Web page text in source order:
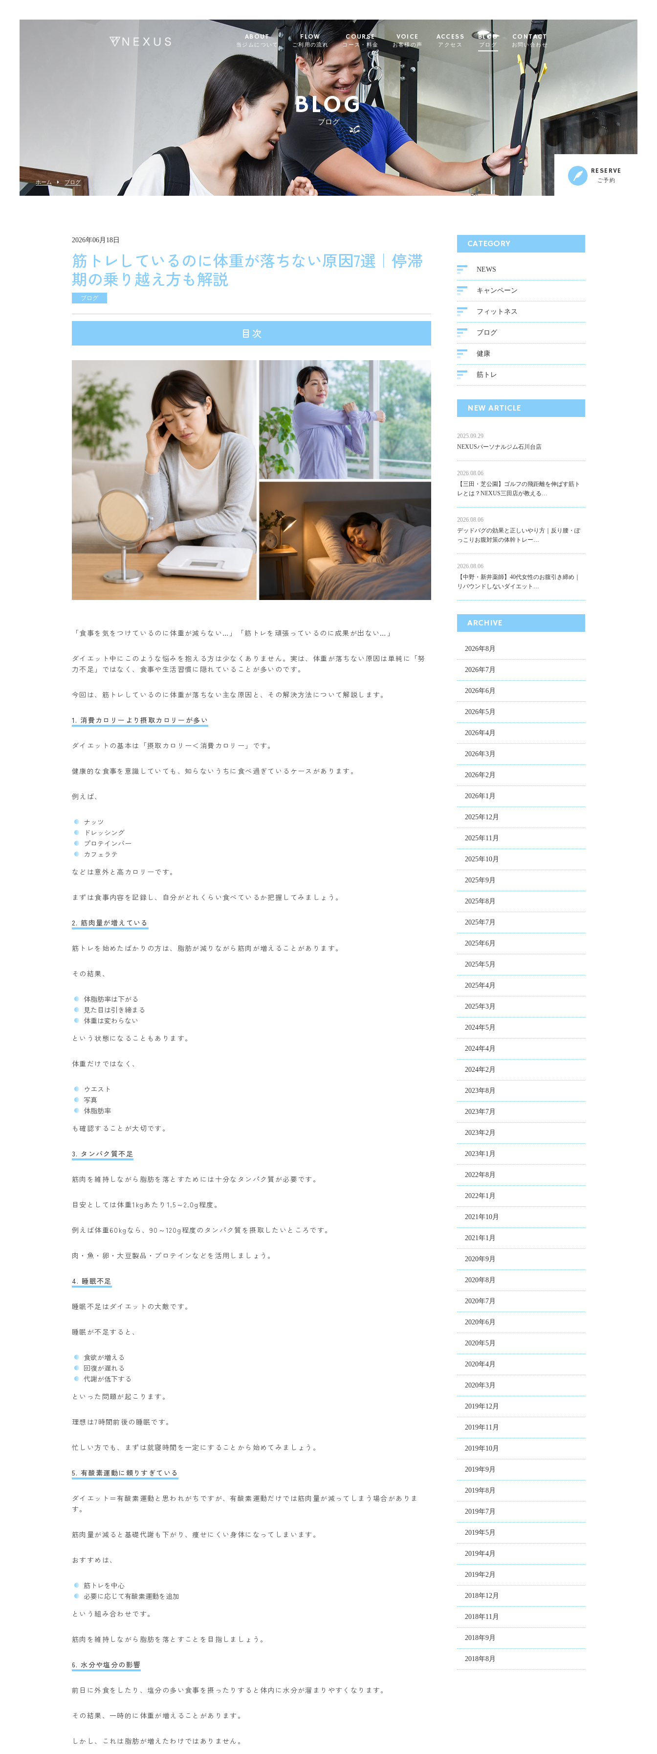
ABOUT
当ジムについて
FLOW
ご利用の流れ
COURSE
コース・料金
VOICE
お客様の声
ACCESS
アクセス
BLOG
ブログ
CONTACT
お問い合わせ
BLOG
ブログ
ホーム ブログ
RESERVE
ご予約
2026年06月18日
筋トレしているのに体重が落ちない原因7選｜停滞
期の乗り越え方も解説
ブログ
目次
「食事を気をつけているのに体重が減らない…」 「筋トレを頑張っているのに成果が出ない…」
ダイエット中にこのような悩みを抱える方は少なくありません。実は、体重が落ちない原因は単純に「努
力不足」ではなく、食事や生活習慣に隠れていることが多いのです。
今回は、筋トレしているのに体重が落ちない主な原因と、その解決方法について解説します。
1. 消費カロリーより摂取カロリーが多い
ダイエットの基本は「摂取カロリー＜消費カロリー」です。
健康的な食事を意識していても、知らないうちに食べ過ぎているケースがあります。
例えば、
ナッツ
ドレッシング
プロテインバー
カフェラテ
などは意外と高カロリーです。
まずは食事内容を記録し、自分がどれくらい食べているか把握してみましょう。
2. 筋肉量が増えている
筋トレを始めたばかりの方は、脂肪が減りながら筋肉が増えることがあります。
その結果、
体脂肪率は下がる
見た目は引き締まる
体重は変わらない
という状態になることもあります。
体重だけではなく、
ウエスト
写真
体脂肪率
も確認することが大切です。
3. タンパク質不足
筋肉を維持しながら脂肪を落とすためには十分なタンパク質が必要です。
目安としては体重1kgあたり1.5～2.0g程度。
例えば体重60kgなら、 90～120g程度のタンパク質を摂取したいところです。
肉・魚・卵・大豆製品・プロテインなどを活用しましょう。
4. 睡眠不足
睡眠不足はダイエットの大敵です。
睡眠が不足すると、
食欲が増える
回復が遅れる
代謝が低下する
といった問題が起こります。
理想は7時間前後の睡眠です。
忙しい方でも、まずは就寝時間を一定にすることから始めてみましょう。
5. 有酸素運動に頼りすぎている
ダイエット＝有酸素運動と思われがちですが、有酸素運動だけでは筋肉量が減ってしまう場合がありま
す。
筋肉量が減ると基礎代謝も下がり、痩せにくい身体になってしまいます。
おすすめは、
筋トレを中心
必要に応じて有酸素運動を追加
という組み合わせです。
筋肉を維持しながら脂肪を落とすことを目指しましょう。
6. 水分や塩分の影響
前日に外食をしたり、塩分の多い食事を摂ったりすると体内に水分が溜まりやすくなります。
その結果、一時的に体重が増えることがあります。
しかし、これは脂肪が増えたわけではありません。
CATEGORY
NEWS
キャンペーン
フィットネス
ブログ
健康
筋トレ
NEW ARTICLE
2025.09.29
NEXUSパーソナルジム石川台店
2026.08.06
【三田・芝公園】ゴルフの飛距離を伸ばす筋ト
レとは？NEXUS三田店が教える…
2026.08.06
デッドバグの効果と正しいやり方｜反り腰・ぽ
っこりお腹対策の体幹トレー…
2026.08.06
【中野・新井薬師】40代女性のお腹引き締め｜
リバウンドしないダイエット…
ARCHIVE
2026年8月
2026年7月
2026年6月
2026年5月
2026年4月
2026年3月
2026年2月
2026年1月
2025年12月
2025年11月
2025年10月
2025年9月
2025年8月
2025年7月
2025年6月
2025年5月
2025年4月
2025年3月
2024年5月
2024年4月
2024年2月
2023年8月
2023年7月
2023年2月
2023年1月
2022年8月
2022年1月
2021年10月
2021年1月
2020年9月
2020年8月
2020年7月
2020年6月
2020年5月
2020年4月
2020年3月
2019年12月
2019年11月
2019年10月
2019年9月
2019年8月
2019年7月
2019年5月
2019年4月
2019年2月
2018年12月
2018年11月
2018年9月
2018年8月